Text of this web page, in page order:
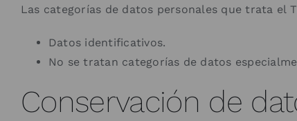
Las categorías de datos personales que trata el
Datos identificativos.
No se tratan categorías de datos
Conservación de